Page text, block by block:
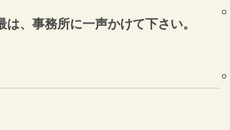
、事務所に一声かけて下さい。